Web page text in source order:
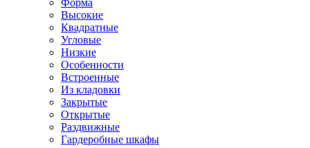
Форма
Высокие
Квадратные
Угловые
Низкие
Особенности
Встроенные
Из кладовки
Закрытые
Открытые
Раздвижные
Гардеробные шкафы